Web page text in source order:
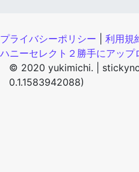
プライバシーポリシー 利用規
ハニーセレクト２勝手にアップ
© 2020 yukimichi. |
0.1.1583942088)